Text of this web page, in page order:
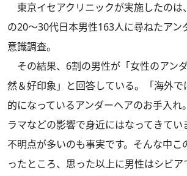
東京イセアクリニックが実施したのは
の20～30代日本男性163人に尋ねたアン
意識調査。
その結果、6割の男性が「女性のアン
然＆好印象」と回答している。「海外
的になっているアンダーヘアのお手入れ
ラマなどの影響で身近にはなってきてい
不明点が多いのも事実です。そんな中こ
ったところ、思った以上に男性はシビ